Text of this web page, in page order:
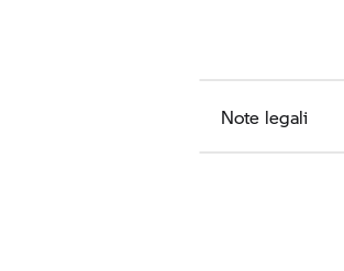
Note legali